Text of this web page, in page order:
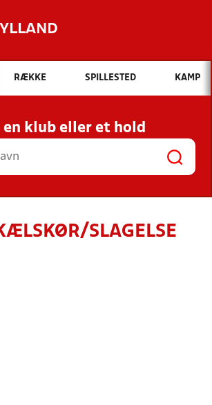
Hvad vil du søge efter?
INDHOLD OG NYHEDER
RESULTATER, KLUBBER OG
HOLD
RÆKKE SPILLESTED KAMP
en klub eller et hold
SLAGELSE